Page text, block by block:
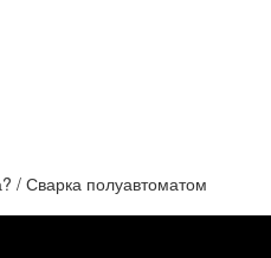
/ Сварка полуавтоматом